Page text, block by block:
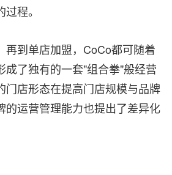
程。
再到单店加盟，CoCo都可随着
成了独有的一套"组合拳"般经营
门店形态在提高门店规模与品牌
的运营管理能力也提出了差异化